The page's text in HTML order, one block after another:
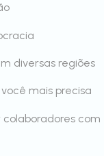
diversas regiões
mais precisa
com